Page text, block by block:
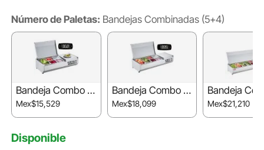
Número de Paletas: Bandejas Combinadas (5+4)
Bandeja Combo (1
+4)
Mex$15,529
Bandeja Combo (2
+4)
Mex$18,099
Bandeja
+4)
Mex$21,210
Disponible